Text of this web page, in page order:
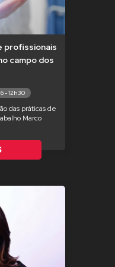
profissionais
campo dos
- 12h30
das práticas de
Marco